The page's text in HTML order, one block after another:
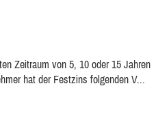
Zeitraum von 5, 10 oder 15 Jahren
hat der Festzins folgenden V...